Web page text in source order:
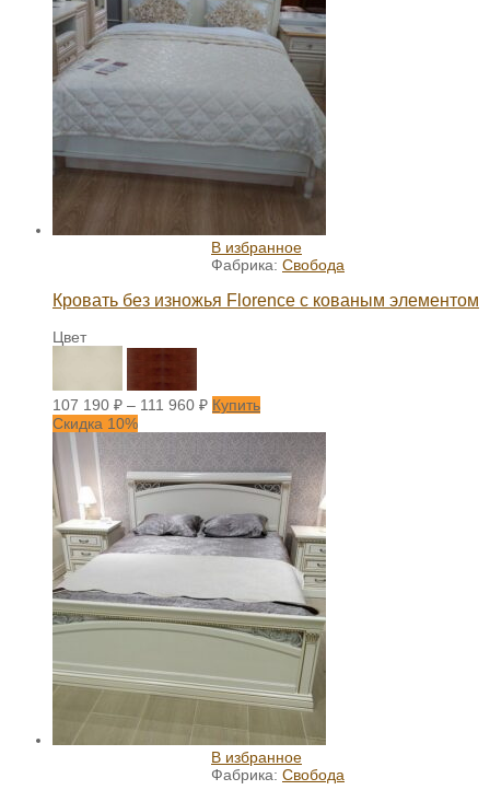
В избранное
Фабрика: Свобода
Кровать без изножья Florence с кованым элементом
Цвет
107 190 ₽ – 111 960 ₽ Купить
Скидка 10%
В избранное
Фабрика: Свобода